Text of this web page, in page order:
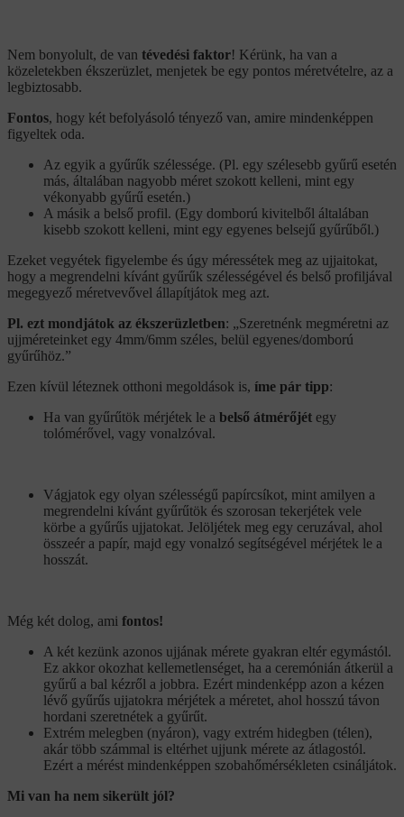
Nem bonyolult, de van tévedési faktor! Kérünk, ha van a
közeletekben ékszerüzlet, menjetek be egy pontos méretvételre, az a
legbiztosabb.
Fontos, hogy két befolyásoló tényező van, amire mindenképpen
figyeltek oda.
Az egyik a gyűrűk szélessége. (Pl. egy szélesebb gyűrű esetén
más, általában nagyobb méret szokott kelleni, mint egy
vékonyabb gyűrű esetén.)
A másik a belső profil. (Egy domború kivitelből általában
kisebb szokott kelleni, mint egy egyenes belsejű gyűrűből.)
Ezeket vegyétek figyelembe és úgy méressétek meg az ujjaitokat,
hogy a megrendelni kívánt gyűrűk szélességével és belső profiljával
megegyező méretvevővel állapítjátok meg azt.
Pl. ezt mondjátok az ékszerüzletben: „Szeretnénk megméretni az
ujjméreteinket egy 4mm/6mm széles, belül egyenes/domború
gyűrűhöz.”
Ezen kívül léteznek otthoni megoldások is, íme pár tipp:
Ha van gyűrűtök mérjétek le a belső átmérőjét egy
tolómérővel, vagy vonalzóval.
Vágjatok egy olyan szélességű papírcsíkot, mint amilyen a
megrendelni kívánt gyűrűtök és szorosan tekerjétek vele
körbe a gyűrűs ujjatokat. Jelöljétek meg egy ceruzával, ahol
összeér a papír, majd egy vonalzó segítségével mérjétek le a
hosszát.
Még két dolog, ami fontos!
A két kezünk azonos ujjának mérete gyakran eltér egymástól.
Ez akkor okozhat kellemetlenséget, ha a ceremónián átkerül a
gyűrű a bal kézről a jobbra. Ezért mindenképp azon a kézen
lévő gyűrűs ujjatokra mérjétek a méretet, ahol hosszú távon
hordani szeretnétek a gyűrűt.
Extrém melegben (nyáron), vagy extrém hidegben (télen),
akár több számmal is eltérhet ujjunk mérete az átlagostól.
Ezért a mérést mindenképpen szobahőmérsékleten csináljátok.
Mi van ha nem sikerült jól?